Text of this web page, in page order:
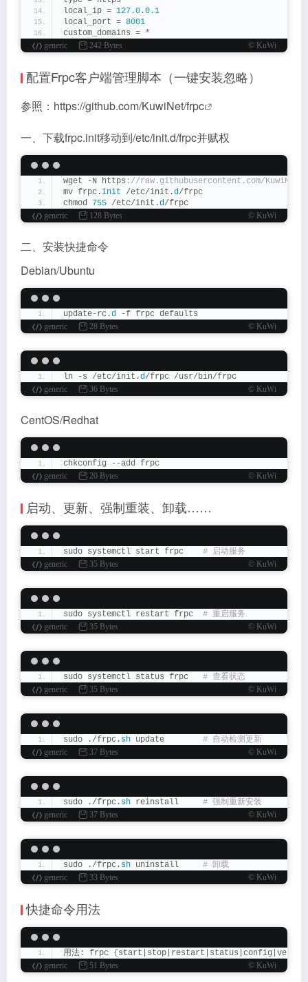
local_ip = 127.0 .0.1
local_port = 8001
custom_domains = *
generic
242 Bytes © KuWi
配置Frpc客户端管理脚本（一键安装忽略）
参照： https://github.com/KuwiNet/frpc
一、下载frpc.init移动到/etc/init.d/frpc并赋权
wget -N https ://raw.githubusercontent.com/
mv frpc.init /etc/init.d/frpc
chmod 755 /etc/init.d/frpc
generic
128 Bytes © KuWi
二、安装快捷命令
Debian/Ubuntu
update-rc.d -f frpc defaults
generic
28 Bytes © KuWi
ln -s /etc/init.d/frpc /usr/bin/frpc
generic
36 Bytes © KuWi
CentOS/Redhat
chkconfig --add frpc
generic
20 Bytes © KuWi
启动、更新、强制重装、卸载……
sudo systemctl start frpc
# 启动服务
generic
35 Bytes © KuWi
sudo systemctl restart frpc
# 重启服务
generic
35 Bytes © KuWi
sudo systemctl status frpc
# 查看状态
generic
35 Bytes © KuWi
sudo ./frpc. sh update
# 自动检测更新
generic
37 Bytes © KuWi
sudo ./frpc. sh reinstall
# 强制重新安装
generic
37 Bytes © KuWi
sudo ./frpc. sh uninstall
# 卸载
generic
33 Bytes © KuWi
快捷命令用法
用法: frpc {
generic
51 Bytes © KuWi